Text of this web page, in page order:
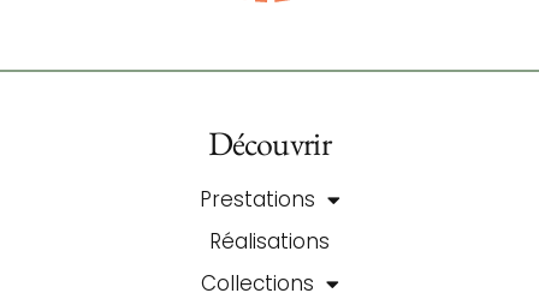
Découvrir
Prestations
Réalisations
Collections